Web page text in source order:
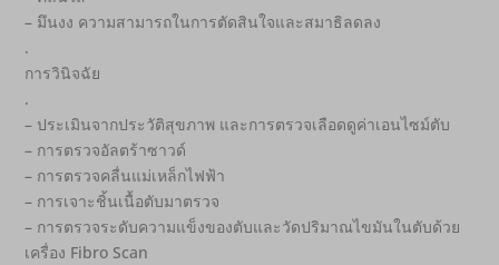
– มึนงง ความสามารถในการตัดสินใจและสมาธิลดลง
.
การวินิจฉัย
.
– ประเมินจากประวัติสุขภาพ และการตรวจเลือดดูค่าเอนไซม์ตับ
– การตรวจอัลตร้าซาวด์
– การตรวจคลื่นแม่เหล็กไฟฟ้า
– การเจาะชิ้นเนื้อตับมาตรวจ
– การตรวจระดับความแข็งของตับและวัดปริมาณไขมันในตับด้วย
เครื่อง Fibro Scan